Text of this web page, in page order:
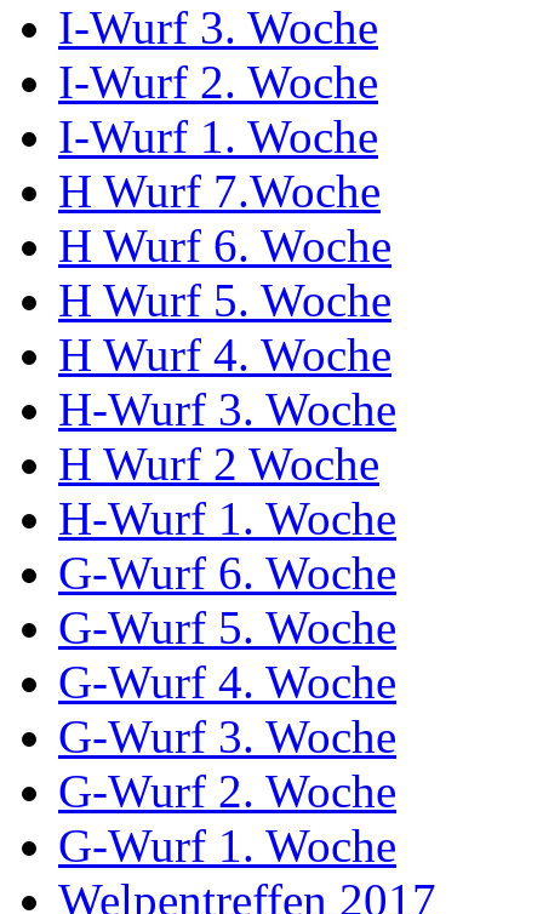
I-Wurf 3. Woche
I-Wurf 2. Woche
I-Wurf 1. Woche
H Wurf 7.Woche
H Wurf 6. Woche
H Wurf 5. Woche
H Wurf 4. Woche
H-Wurf 3. Woche
H Wurf 2 Woche
H-Wurf 1. Woche
G-Wurf 6. Woche
G-Wurf 5. Woche
G-Wurf 4. Woche
G-Wurf 3. Woche
G-Wurf 2. Woche
G-Wurf 1. Woche
Welpentreffen 2017